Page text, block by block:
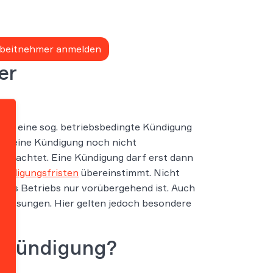
anmelden
eine sog. betriebsbedingte Kündigung
eine Kündigung noch nicht
beachtet. Eine Kündigung darf erst dann
übereinstimmt. Nicht
Betriebs nur vorübergehend ist. Auch
Hier gelten jedoch besondere